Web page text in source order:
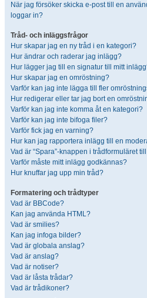
När jag försöker skicka e-post till en
loggar in?
Tråd- och inläggsfrågor
Hur skapar jag en ny tråd i en kategori?
Hur ändrar och raderar jag inlägg?
Hur lägger jag till en signatur till mitt
Hur skapar jag en omröstning?
Varför kan jag inte lägga till fler
Hur redigerar eller tar jag bort en
Varför kan jag inte komma åt en kategori?
Varför kan jag inte bifoga filer?
Varför fick jag en varning?
Hur kan jag rapportera inlägg till en
Vad är “Spara”-knappen i trådformuläret
Varför måste mitt inlägg godkännas?
Hur knuffar jag upp min tråd?
Formatering och trådtyper
Vad är BBCode?
Kan jag använda HTML?
Vad är smilies?
Kan jag infoga bilder?
Vad är globala anslag?
Vad är anslag?
Vad är notiser?
Vad är låsta trådar?
Vad är trådikoner?